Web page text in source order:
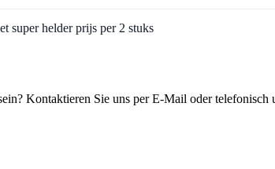
super helder prijs per 2 stuks
Kontaktieren Sie uns per E-Mail oder telefonisch